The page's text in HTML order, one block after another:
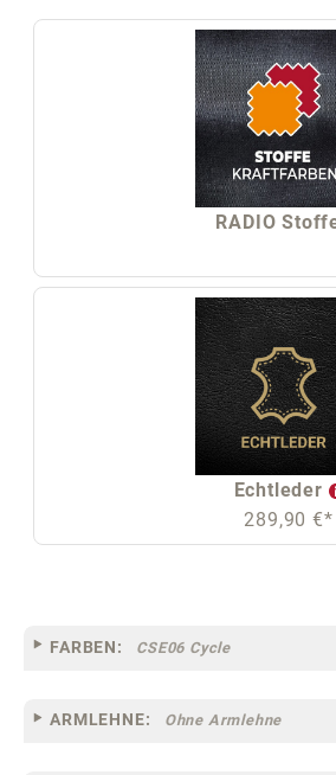
RADIO
Echtleder
289,90 €*
FARBEN: CSE06 Cycle
ARMLEHNE: Ohne Armlehne